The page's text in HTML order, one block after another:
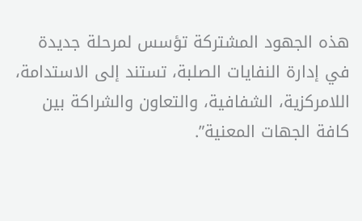
هذه الجهود المشتركة تؤسس لمرحلة جديدة
في إدارة النفايات الصلبة، تستند إلى الاستدامة،
اللامركزية، الشفافية، والتعاون والشراكة بين
كافة الجهات المعنية”.